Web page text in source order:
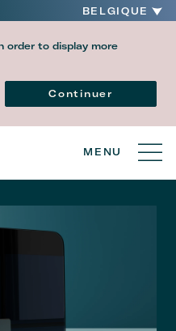
BELGIQUE
order to display more
LanguageContinuer
MENU